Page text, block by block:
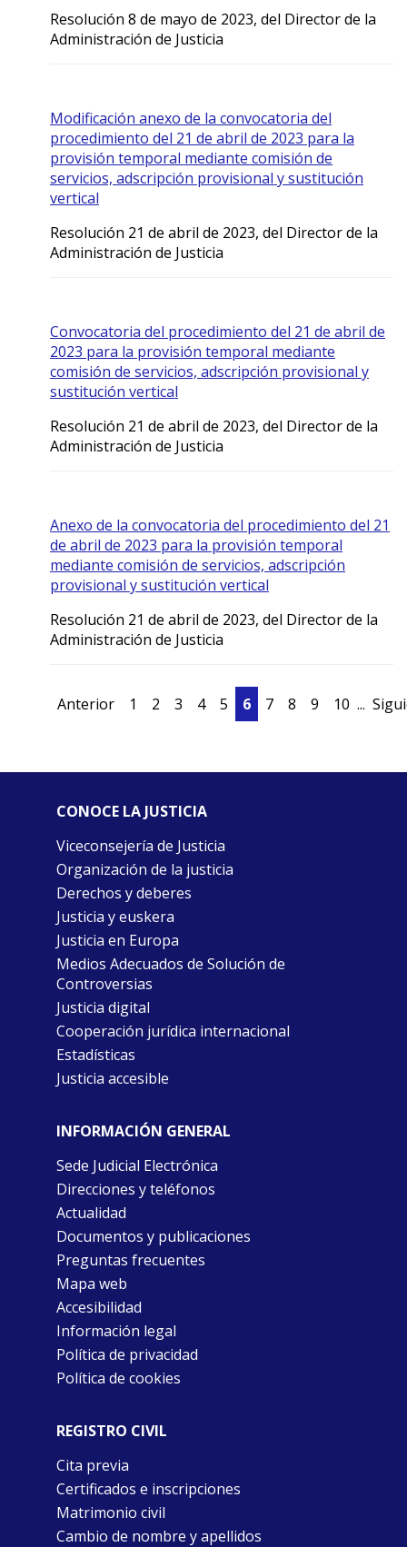
Resolución 8 de mayo de 2023, del Director de la
Administración de Justicia
Modificación anexo de la convocatoria del
procedimiento del 21 de abril de 2023 para la
provisión temporal mediante comisión de
servicios, adscripción provisional y sustitución
vertical
Resolución 21 de abril de 2023, del Director de la
Administración de Justicia
Convocatoria del procedimiento del 21 de abril de
2023 para la provisión temporal mediante
comisión de servicios, adscripción provisional y
sustitución vertical
Resolución 21 de abril de 2023, del Director de la
Administración de Justicia
Anexo de la convocatoria del procedimiento del 21
de abril de 2023 para la provisión temporal
mediante comisión de servicios, adscripción
provisional y sustitución vertical
Resolución 21 de abril de 2023, del Director de la
Administración de Justicia
Anterior 1 2 3 4 5 6 7 8 9 10 ...
CONOCE LA JUSTICIA
Viceconsejería de Justicia
Organización de la justicia
Derechos y deberes
Justicia y euskera
Justicia en Europa
Medios Adecuados de Solución de
Controversias
Justicia digital
Cooperación jurídica internacional
Estadísticas
Justicia accesible
INFORMACIÓN GENERAL
Sede Judicial Electrónica
Direcciones y teléfonos
Actualidad
Documentos y publicaciones
Preguntas frecuentes
Mapa web
Accesibilidad
Información legal
Política de privacidad
Política de cookies
REGISTRO CIVIL
Cita previa
Certificados e inscripciones
Matrimonio civil
Cambio de nombre y apellidos